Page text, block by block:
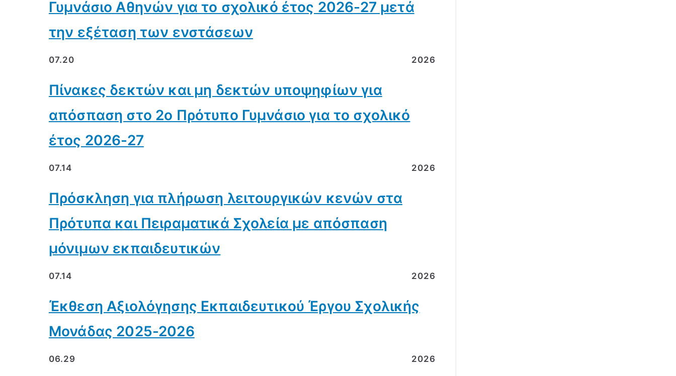
Γυμνάσιο Αθηνών για το σχολικό έτος 2026-27 μετά
την εξέταση των ενστάσεων
07.20 2026
Πίνακες δεκτών και μη δεκτών υποψηφίων για
απόσπαση στο 2ο Πρότυπο Γυμνάσιο για το σχολικό
έτος 2026-27
07.14 2026
Πρόσκληση για πλήρωση λειτουργικών κενών στα
Πρότυπα και Πειραματικά Σχολεία με απόσπαση
μόνιμων εκπαιδευτικών
07.14 2026
Έκθεση Αξιολόγησης Εκπαιδευτικού Έργου Σχολικής
Μονάδας 2025-2026
06.29 2026